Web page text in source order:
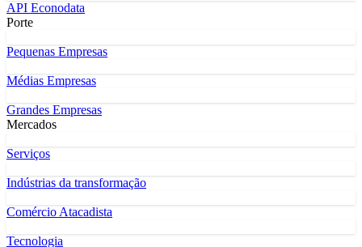
API Econodata
Porte
Pequenas Empresas
Médias Empresas
Grandes Empresas
Mercados
Serviços
Indústrias da transformação
Comércio Atacadista
Tecnologia